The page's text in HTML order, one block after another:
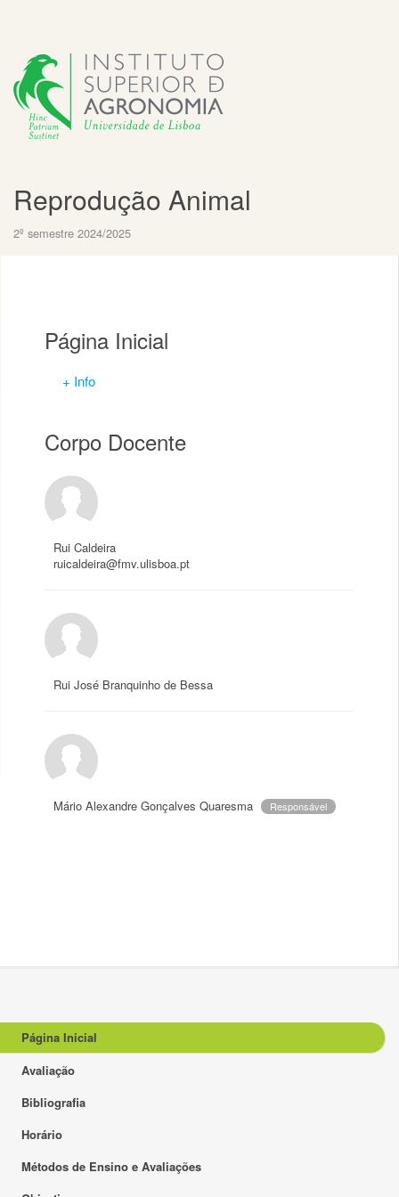
Reprodução Animal
2º semestre 2024/2025
Página Inicial
+ Info
Corpo Docente
Rui Caldeira
ruicaldeira@fmv.ulisboa.pt
Rui José Branquinho de Bessa
Mário Alexandre Gonçalves Quaresma Responsável
Página Inicial
Avaliação
Bibliografia
Horário
Métodos de Ensino e Avaliações